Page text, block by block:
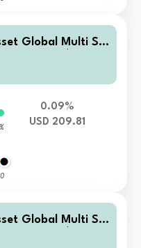
Global Multi Str
Class US$ Accu
0.09%
USD 209.81
Global Multi Str
Class US$ Distri